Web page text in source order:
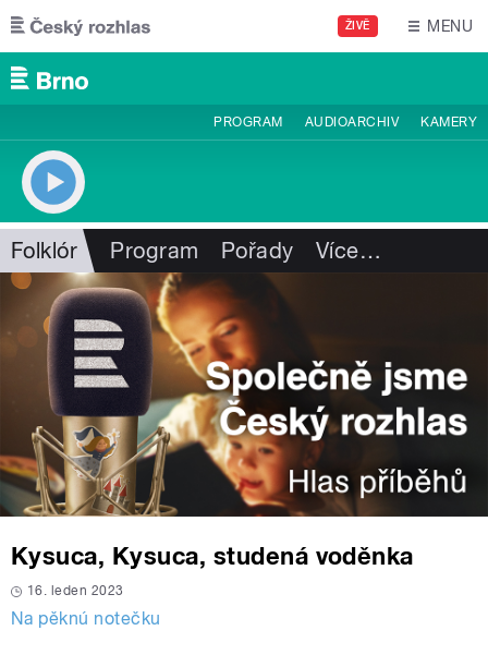
Přejít k hlavnímu obsahu
ŽIVĚ MENU
PROGRAM AUDIOARCHIV KAMERY
Folklór Program Pořady Více…
Kysuca, Kysuca, studená voděnka
16. leden 2023
Na pěknú notečku